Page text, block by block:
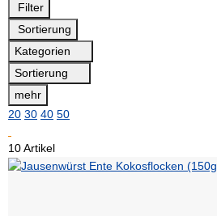
Filter
Sortierung
Kategorien
Sortierung
mehr
20 30 40 50
10 Artikel